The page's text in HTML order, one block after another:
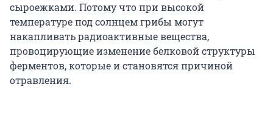
сыроежками. Потому что при высокой
температуре под солнцем грибы могут
накапливать радиоактивные вещества,
провоцирующие изменение белковой структуры
ферментов, которые и становятся причиной
отравления.